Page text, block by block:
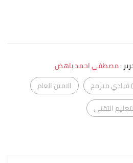
:مصطفى احمد باهض
الامين العام
التقني